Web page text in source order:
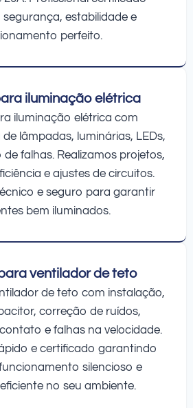
estabilidade e
perfeito.
iluminação elétrica
iluminação elétrica com
lâmpadas, luminárias, LEDs,
falhas. Realizamos projetos,
e ajustes de circuitos.
e seguro para garantir
bem iluminados.
ventilador de teto
de teto com instalação,
correção de ruídos,
e falhas na velocidade.
e certificado garantindo
silencioso e
no seu ambiente.